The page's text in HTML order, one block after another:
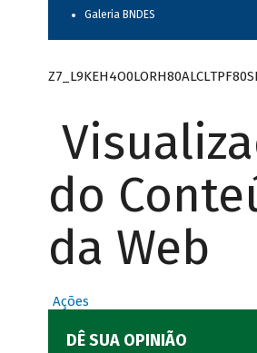
Galeria BNDES
do
da Web
Ações
DÊ SUA OPINIÃO